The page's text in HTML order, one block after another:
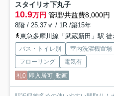
スタイリオ下丸子
10.9万円 管理/共益費8,000円
8階 / 25.37㎡ / 1R /築15年
東急多摩川線「武蔵新田」駅 徒
バス・トイレ別 室内洗濯機置場
フローリング
電気有
礼0 即入居可 動画